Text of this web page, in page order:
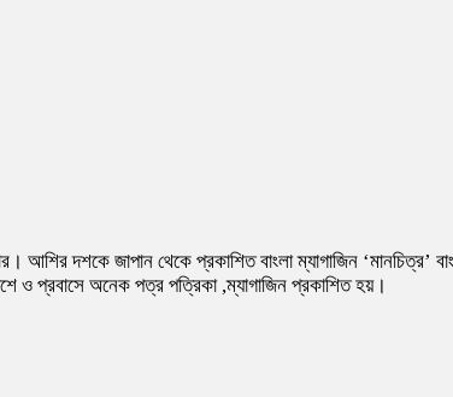
আশির দশকে জাপান থেকে প্রকাশিত বাংলা ম্যাগাজিন
ও প্রবাসে অনেক পত্র পত্রিকা ,ম্যাগাজিন প্রকাশিত হয়।